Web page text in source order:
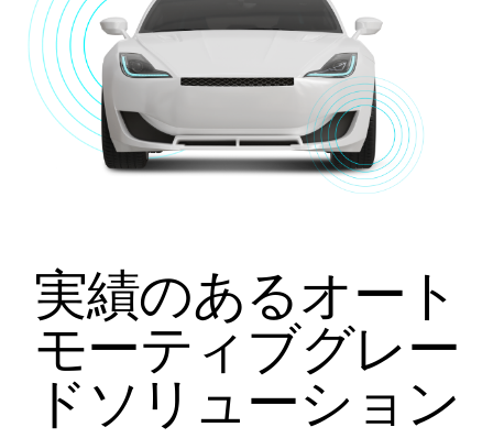
実績のあるオート
モーティブグレー
ドソリューション